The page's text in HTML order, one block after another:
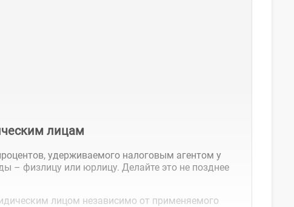
лицам
удерживаемого налоговым агентом у
– физлицу или юрлицу. Делайте это не позднее
лицом независимо от применяемого